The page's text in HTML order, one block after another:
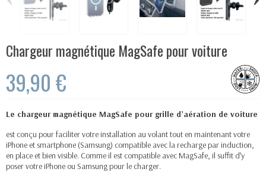
Chargeur magnétique MagSafe pour voiture
39,90 €
Le chargeur magnétique MagSafe pour grille d’aération de voiture
est conçu pour faciliter votre installation au volant tout en maintenant votre
iPhone et smartphone (Samsung) compatible avec la recharge par induction,
en place et bien visible. Comme il est compatible avec MagSafe, il suffit d’y
poser votre iPhone ou Samsung pour le charger.